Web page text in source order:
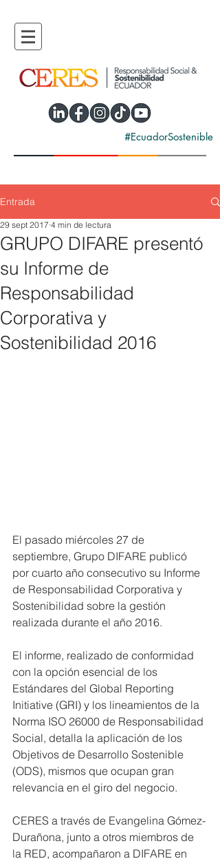
#EcuadorSostenible
Entrada
GRUPO DIFARE presentó
su Informe de
Responsabilidad
Corporativa y
Sostenibilidad 2016
29 sept 2017 4 min de lectura
El pasado miércoles 27 de
septiembre, Grupo DIFARE publicó
por cuarto año consecutivo su Informe
de Responsabilidad Corporativa y
Sostenibilidad sobre la gestión
realizada durante el año 2016.
El informe, realizado de conformidad
con la opción esencial de los
Estándares del Global Reporting
Initiative (GRI) y los lineamientos de la
Norma ISO 26000 de Responsabilidad
Social, detalla la aplicación de los
Objetivos de Desarrollo Sostenible
(ODS), mismos que ocupan gran
relevancia en el giro del negocio.
CERES a través de Evangelina Gómez-
Durañona, junto a otros miembros de
la RED, acompañaron a DIFARE en